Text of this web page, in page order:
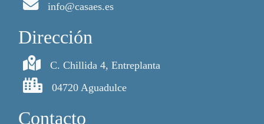
info@casaes.es
Dirección
C. Chillida 4, Entreplanta
04720 Aguadulce
Contacto